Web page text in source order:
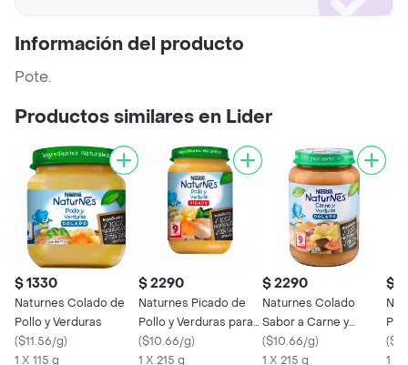
Información del producto
Pote.
Productos similares en Lider
$ 1330
Naturnes Colado de
Pollo y Verduras
($11.56/g)
1 X 115 g
$ 2290
Naturnes Picado de
Pollo y Verduras para
Bebés de 9 Meses
($10.66/g)
1 X 215 g
$ 2290
Naturnes Colado
Sabor a Carne y
Verduras
($10.66/g)
1 X 215 g
$
(
1 X